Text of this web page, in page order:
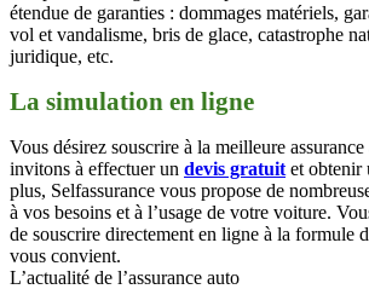
étendue de garanties : dommages matériels,
vol et vandalisme, bris de glace, catastrophe
juridique, etc.
La simulation en ligne
Vous désirez souscrire à la meilleure
invitons à effectuer un devis gratuit et obtenir
plus, Selfassurance vous propose de
à vos besoins et à l’usage de votre voiture.
de souscrire directement en ligne à la formule
vous convient.
L’actualité de l’assurance auto